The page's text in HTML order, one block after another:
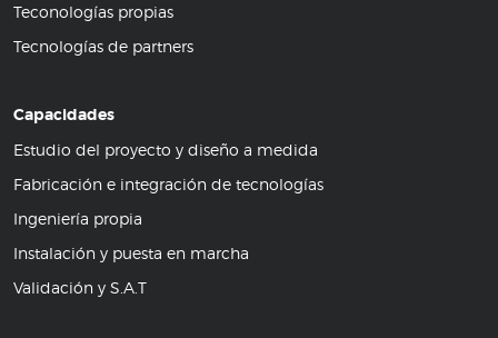
Teconologías propias
Tecnologías de partners
Capacidades
Estudio del proyecto y diseño a medida
Fabricación e integración de tecnologías
Ingeniería propia
Instalación y puesta en marcha
Validación y S.A.T